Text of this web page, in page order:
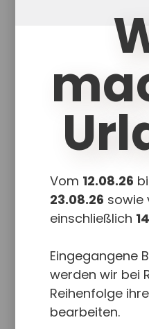
Jakob der Jäger
€
Enthält 7% red. MwSt.
Versand
Variables Lauterzählbuch
Vom 12.08.26
23.08.26 sowie
einschließlich
Eingegangene
werden wir bei
Reihenfolge
bearbeiten.